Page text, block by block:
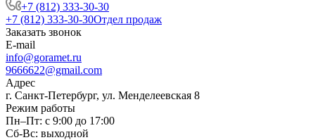
+7 (812) 333-30-30
+7 (812) 333-30-30Отдел продаж
Заказать звонок
E-mail
info@goramet.ru
9666622@gmail.com
Адрес
г. Санкт-Петербург, ул. Менделеевская 8
Режим работы
Пн–Пт: с 9:00 до 17:00
Сб-Вс: выходной